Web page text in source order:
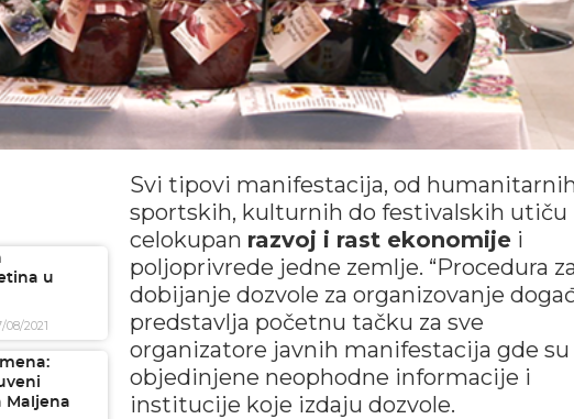
u
08/2021
Maljena
Svi tipovi manifestacija, od
sportskih, kulturnih do festivalskih utiču
celokupan razvoj i rast ekonomijei
poljoprivrede jedne zemlje. “Procedura
dobijanje dozvole za organizovanje
predstavlja početnu tačku za sve
organizatore javnih manifestacija gde su
objedinjene neophodne informacije i
institucije koje izdaju dozvole.